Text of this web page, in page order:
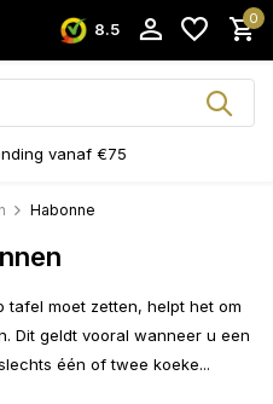
8.5
0
vanaf €75
Habonne
tafel moet zetten, helpt het om
Dit geldt vooral wanneer u een
één of twee koeke...